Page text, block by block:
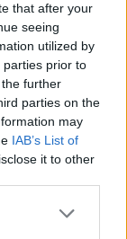
that after your
seeing
utilized by
parties prior to
further
parties on the
may
IAB’s List of
it to other
more Google